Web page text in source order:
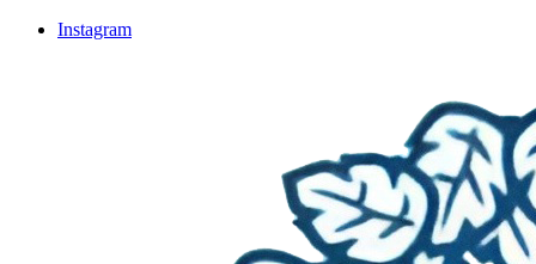
Instagram